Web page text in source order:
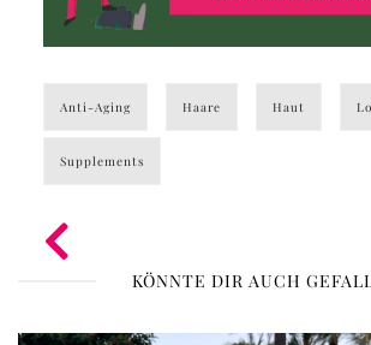
Anti-Aging Haare Haut
Supplements
KÖNNTE DIR AUCH